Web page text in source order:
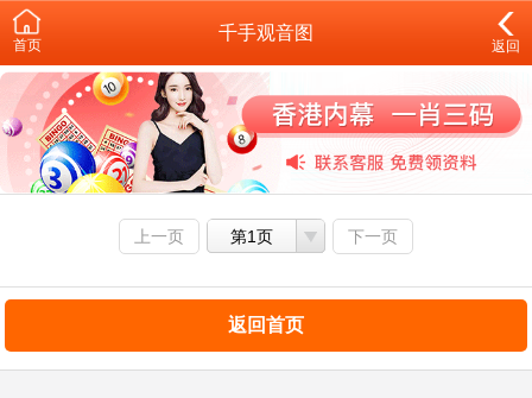
首页
千手观音图
返回
上一页 第1页 下一页
返回首页